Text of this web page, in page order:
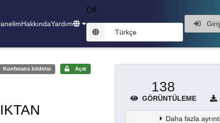
HakkındaYardım
Dil
Türkçe
Konferans bildirisi Açık
138
GÖRÜNTÜLEME
Daha fazla